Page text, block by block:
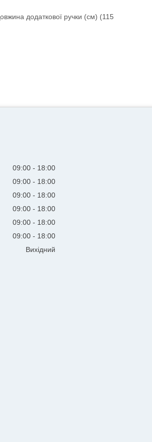
додаткової ручки (см) (115
09:00
18:00
09:00
18:00
09:00
18:00
09:00
18:00
09:00
18:00
09:00
18:00
Вихідний